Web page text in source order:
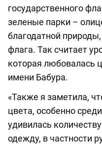
государственного
зеленые парки –
благодатной
флага. Так считает
которая любовалась
имени Бабура.
«Также я заметила,
цвета, особенно
удивилась
одежду, в частности